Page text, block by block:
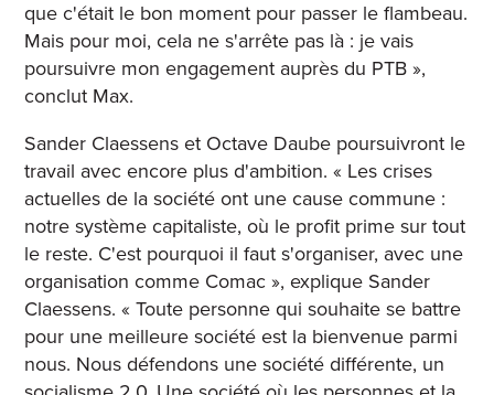
que c'était le bon moment pour passer le flambeau.
Mais pour moi, cela ne s'arrête pas là : je vais
poursuivre mon engagement auprès du PTB »,
conclut Max.
Sander Claessens et Octave Daube poursuivront le
travail avec encore plus d'ambition. « Les crises
actuelles de la société ont une cause commune :
notre système capitaliste, où le profit prime sur tout
le reste. C'est pourquoi il faut s'organiser, avec une
organisation comme Comac », explique Sander
Claessens. « Toute personne qui souhaite se battre
pour une meilleure société est la bienvenue parmi
nous. Nous défendons une société différente, un